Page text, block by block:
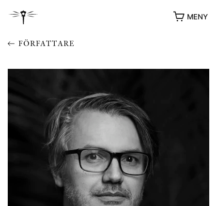
MENY
YUKIKO OCH PATRIK MÖTER
FÖRFATTARE